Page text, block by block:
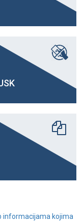
informacijama kojima